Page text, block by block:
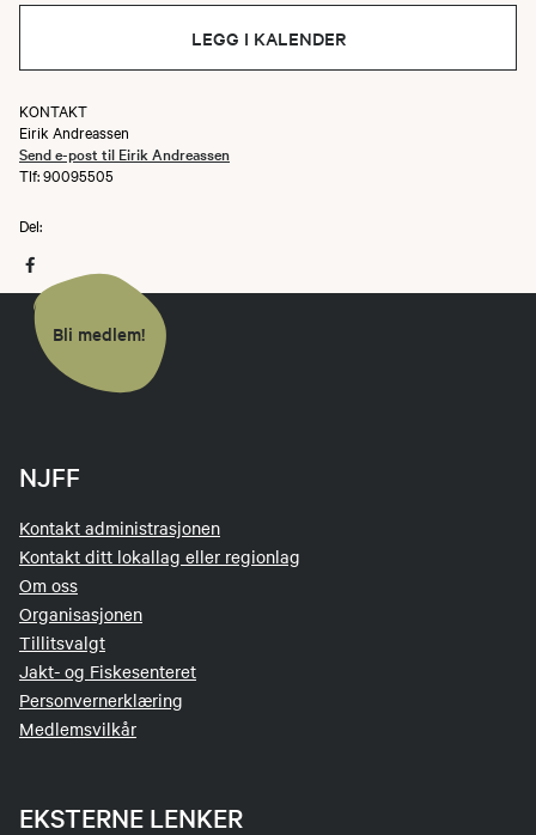
LEGG I KALENDER
KONTAKT
Eirik Andreassen
Send e-post til Eirik Andreassen
Tlf: 90095505
Del:
Bli medlem!
NJFF
Kontakt administrasjonen
Kontakt ditt lokallag eller regionlag
Om oss
Organisasjonen
Tillitsvalgt
Jakt- og Fiskesenteret
Personvernerklæring
Medlemsvilkår
EKSTERNE LENKER